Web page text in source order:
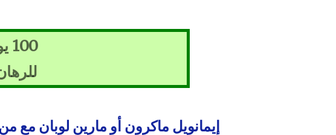
100 يورو مكافأة مقدمة مع Unibet
إيمانويل ماكرون أو مارين لوبان مع